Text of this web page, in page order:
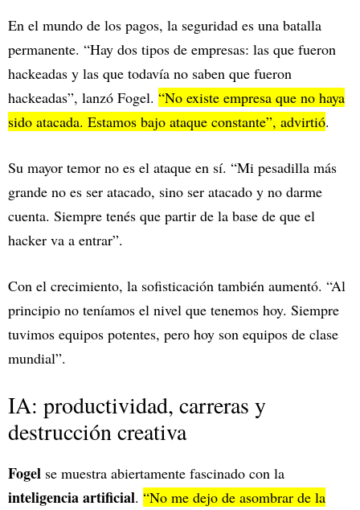
En el mundo de los pagos, la seguridad es una batalla
permanente. “Hay dos tipos de empresas: las que fueron
hackeadas y las que todavía no saben que fueron
hackeadas”, lanzó Fogel. “No existe empresa que no haya
sido atacada. Estamos bajo ataque constante”, advirtió.
Su mayor temor no es el ataque en sí. “Mi pesadilla más
grande no es ser atacado, sino ser atacado y no darme
cuenta. Siempre tenés que partir de la base de que el
hacker va a entrar”.
Con el crecimiento, la sofisticación también aumentó. “Al
principio no teníamos el nivel que tenemos hoy. Siempre
tuvimos equipos potentes, pero hoy son equipos de clase
mundial”.
IA: productividad, carreras y
destrucción creativa
Fogel se muestra abiertamente fascinado con la
inteligencia artificial. “No me dejo de asombrar de la